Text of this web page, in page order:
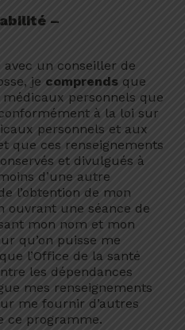
–
un conseiller de
je comprends que
personnels que
à la loi sur
personnels et aux
que ces renseignements
et divulgués à
d’une autre
l’obtention de mon
ouvrant une séance de
mon nom et mon
qu’on puisse me
l’Office de la santé
les dépendances
mes renseignements
me fournir d’autres
ce programme.